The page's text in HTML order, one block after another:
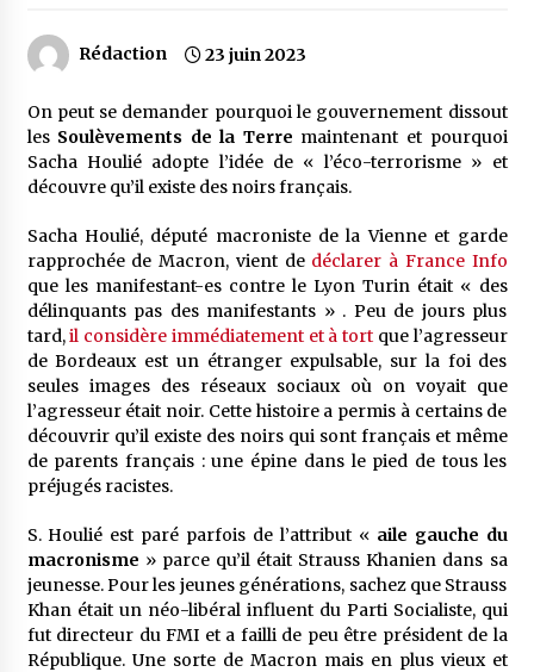
Rédaction 23 juin 2023
On peut se demander pourquoi le gouvernement dissout
les Soulèvements de la Terre maintenant et pourquoi
Sacha Houlié adopte l’idée de « l’éco-terrorisme » et
découvre qu’il existe des noirs français.
Sacha Houlié, député macroniste de la Vienne et garde
rapprochée de Macron, vient de déclarer à France Info
que les manifestant-es contre le Lyon Turin était « des
délinquants pas des manifestants » . Peu de jours plus
tard,il considère immédiatement et à tort que l’agresseur
de Bordeaux est un étranger expulsable, sur la foi des
seules images des réseaux sociaux où on voyait que
l’agresseur était noir. Cette histoire a permis à certains de
découvrir qu’il existe des noirs qui sont français et même
de parents français : une épine dans le pied de tous les
préjugés racistes.
S. Houlié est paré parfois de l’attribut « aile gauche du
macronisme » parce qu’il était Strauss Khanien dans sa
jeunesse. Pour les jeunes générations, sachez que Strauss
Khan était un néo-libéral influent du Parti Socialiste, qui
fut directeur du FMI et a failli de peu être président de la
République. Une sorte de Macron mais en plus vieux et